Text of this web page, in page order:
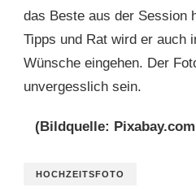
das Beste aus der Session
Tipps und Rat wird er auch
Wünsche eingehen. Der
unvergesslich sein.
(Bildquelle:
HOCHZEITSFOTO